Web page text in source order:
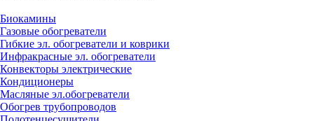
Биокамины
Газовые обогреватели
Гибкие эл. обогреватели и коврики
Инфракрасные эл. обогреватели
Конвекторы электрические
Кондиционеры
Масляные эл.обогреватели
Обогрев трубопроводов